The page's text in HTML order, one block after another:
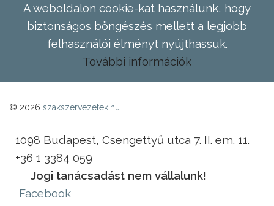
A weboldalon cookie-kat használunk, hogy
biztonságos böngészés mellett a legjobb
felhasználói élményt nyújthassuk.
További információk
© 2026 szakszervezetek.hu
1098 Budapest, Csengettyű utca 7. II. em. 11.
+36 1 3384 059
Jogi tanácsadást nem vállalunk!
Facebook